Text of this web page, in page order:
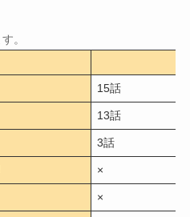
15話
13話
3話
×
×